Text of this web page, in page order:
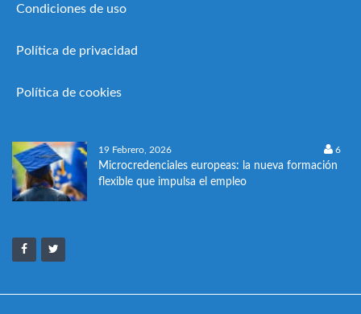
Condiciones de uso
Política de privacidad
Política de cookies
19 Febrero, 2026 6
Microcredenciales europeas: la nueva formación
flexible que impulsa el empleo